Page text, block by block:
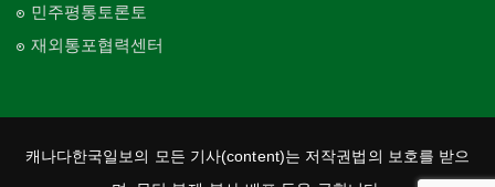
민주평통토론토
재외통포협력센터
캐나다한국일보의 모든 기사(content)는 저작권법의 보호를 받으